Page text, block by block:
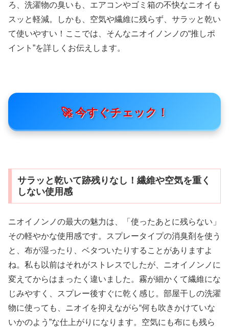
ろ、洗濯物の臭いも、エアコンやゴミ箱の不快なニオイも
スッと軽減。しかも、空気や繊維に残らず、サラッと乾い
て使いやすい！ここでは、そんなニオイノンノの“推しポ
イント”を詳しくお伝えします。
🚀 今すぐチェック！
サラッと乾いて跡残りなし！繊維や空気を重く
しない使用感
ニオイノンノの最大の魅力は、「使ったあとに残らない」
その軽やかな使用感です。スプレータイプの消臭剤を使う
と、布が湿ったり、ベタついたりすることがありますよ
ね。私も以前はそれがストレスでしたが、ニオイノンノに
変えてからはまったく違いました。霧が細かくて繊維にな
じみやすく、スプレー後すぐに乾く感じ。部屋干しの洗濯
物に使っても、ニオイを抑えながら“何も吹きかけていな
いかのよう”な仕上がりになります。空気にも布にも残ら